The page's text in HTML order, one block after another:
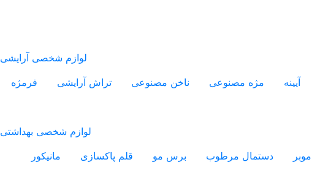
لوازم شخصی آرایشی
آیینه مژه مصنوعی ناخن مصنوعی تراش آرایشی
فرمژه
لوازم شخصی بهداشتی
موبر دستمال مرطوب برس مو قلم پاکسازی
مانیکور